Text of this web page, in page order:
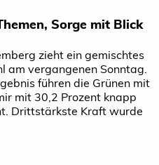
Sorge mit Blick
zieht ein gemischtes
am vergangenen Sonntag.
führen die Grünen mit
mit 30,2 Prozent knapp
Drittstärkste Kraft wurde